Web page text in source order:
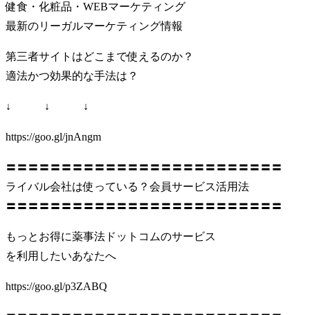
健食・化粧品・WEBマーケティング
最新のリーガルマーケティング情報
第三者サイトはどこまで使えるのか？
適法かつ効果的な手法は？
↓ ↓ ↓
https://goo.gl/jnAngm
〓〓〓〓〓〓〓〓〓〓〓〓〓〓〓〓〓〓〓〓〓〓〓〓〓
ライバル会社は使っている？会員サービス活用法
〓〓〓〓〓〓〓〓〓〓〓〓〓〓〓〓〓〓〓〓〓〓〓〓〓
もっとお得に薬事法ドットコムのサービス
を利用したいあなたへ
https://goo.gl/p3ZABQ